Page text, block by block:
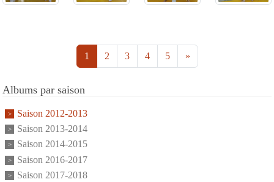
1 2 3 4 5 »
Albums par saison
Saison 2012-2013
Saison 2013-2014
Saison 2014-2015
Saison 2016-2017
Saison 2017-2018